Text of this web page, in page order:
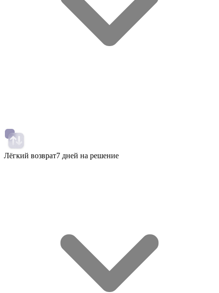
Лёгкий возврат7 дней на решение